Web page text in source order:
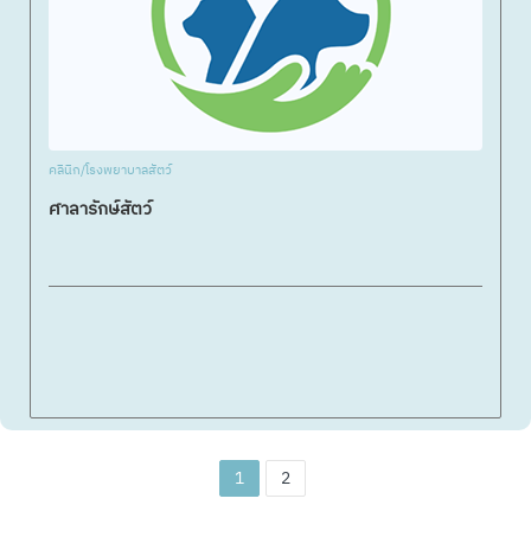
คลินิก/โรงพยาบาลสัตว์
ศาลารักษ์สัตว์
1 2